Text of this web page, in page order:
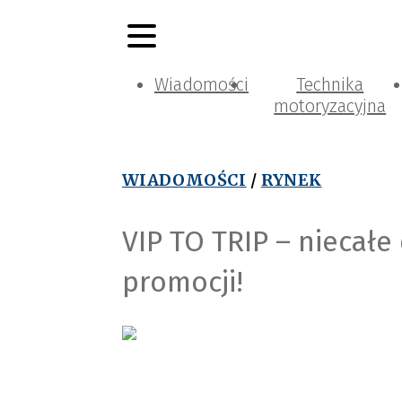
Wiadomości
Technika
motoryzacyjna
WIADOMOŚCI / RYNEK
VIP TO TRIP –
promocji!